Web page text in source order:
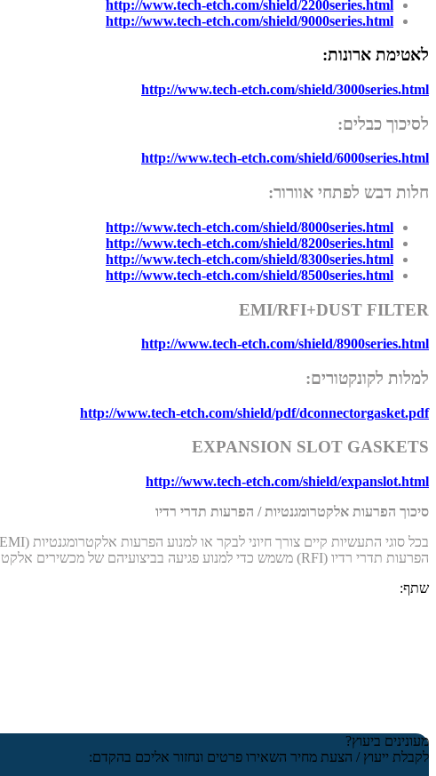
http://www.tech-etch.com/shield/2200series.html
http://www.tech-etch.com/shield/9000series.html
לאטימת ארונות:
http://www.tech-etch.com/shield/3000series.html
לסיכוך כבלים:
http://www.tech-etch.com/shield/6000series.html
חלות דבש לפתחי אוורור:
http://www.tech-etch.com/shield/8000series.html
http://www.tech-etch.com/shield/8200series.html
http://www.tech-etch.com/shield/8300series.html
http://www.tech-etch.com/shield/8500series.html
EMI/RFI+DUST FILTER
http://www.tech-etch.com/shield/8900series.html
למלות לקונקטורים:
http://www.tech-etch.com/shield/pdf/dconnectorgasket.pdf
EXPANSION SLOT GASKETS
http://www.tech-etch.com/shield/expanslot.html
סיכוך הפרעות אלקטרומגנטיות / הפרעות תדרי רדיו
הפרעות תדרי רדיו (RFI) משמש כדי למנוע פגיעה בביצועיהם של מכשירים אלקטרוניים עקב הפרעות קרינה.
שתף:
מעונינים ביעוץ?
לקבלת ייעוץ / הצעת מחיר השאירו פרטים ונחזור אליכם בהקדם: